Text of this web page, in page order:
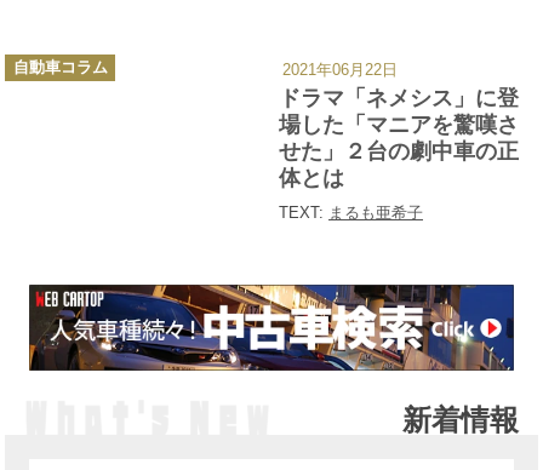
ドラマ「ネメシス」に登
場した「マニアを驚嘆さ
せた」２台の劇中車の正
体とは
TEXT: まるも亜希子
カ
テ
自動車コラム 2021年06月22日
新着情報